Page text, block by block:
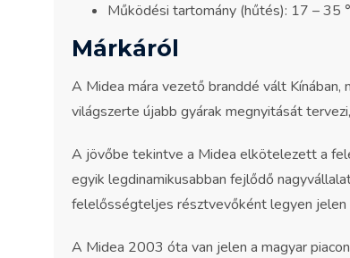
Működési tartomány (hűtés): 17 – 35
Márkáról
A Midea mára vezető branddé vált Kínában,
világszerte újabb gyárak megnyitását
A jövőbe tekintve a Midea elkötelezett a
egyik legdinamikusabban fejlődő
felelősségteljes résztvevőként legyen jelen
A Midea 2003 óta van jelen a magyar